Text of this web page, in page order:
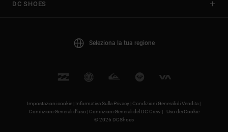
DC SHOES
Seleziona la tua regione
Impostazioni cookie | Informativa Sulla Privacy |Condizioni Generali di Vendita |
Condizioni Generali d’uso |Condizioni Generali del DC Crew |
Uso dei Cookie
© 2026 DCShoes